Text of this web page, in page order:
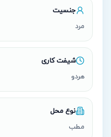
جنسیت
مرد
شیفت کاری
هردو
نوع محل
مطب